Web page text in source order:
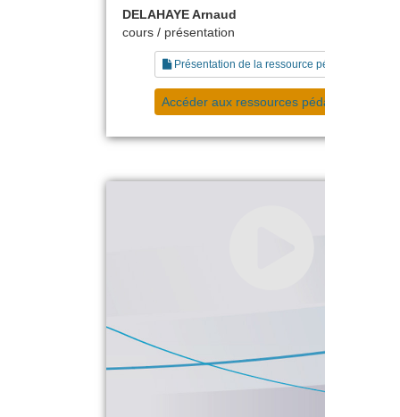
DELAHAYE Arnaud
cours / présentation
Présentation de la ressource pédagogique
Accéder aux ressources pédagogiques